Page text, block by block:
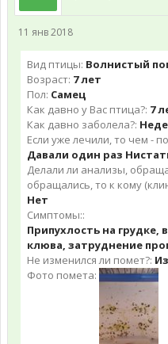
11 янв 2018
Вид птицы: Волнистый
Возраст: 7 лет
Пол: Самец
Как давно у Вас птица?: 7
Как давно заболела?:
Если уже лечили, то чем -
Давали один раз
Делали ли анализы,
обращались, то к кому
Нет
Симптомы::
Припухлость на грудке,
клюва, затруднение
Не изменился ли помет?:
Фото помета: